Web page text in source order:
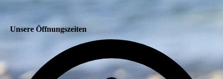
Unsere Öffnungszeiten